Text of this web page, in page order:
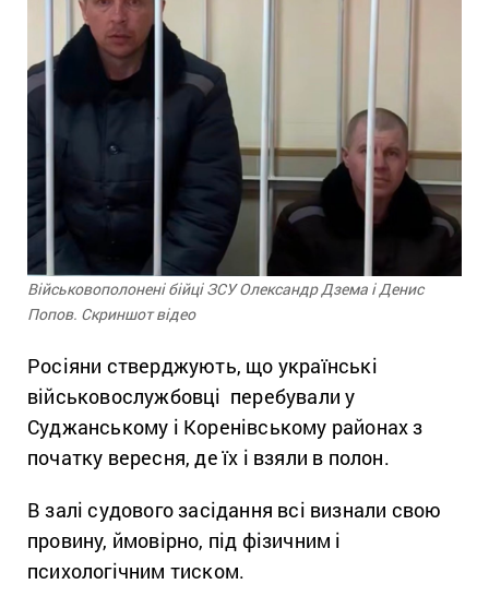
Військовополонені бійці ЗСУ Олександр Дзема і Денис
Попов. Скриншот відео
Росіяни стверджують, що українські
військовослужбовці перебували у
Суджанському і Коренівському районах з
початку вересня, де їх і взяли в полон.
В залі судового засідання всі визнали свою
провину, ймовірно, під фізичним і
психологічним тиском.